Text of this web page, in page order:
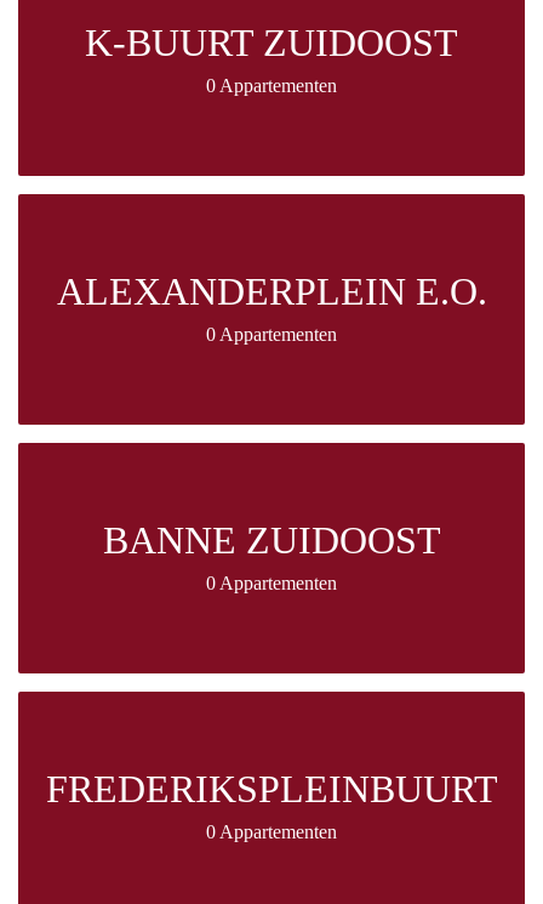
K-BUURT ZUIDOOST
0 Appartementen
ALEXANDERPLEIN E.O.
0 Appartementen
BANNE ZUIDOOST
0 Appartementen
FREDERIKSPLEINBUURT
0 Appartementen